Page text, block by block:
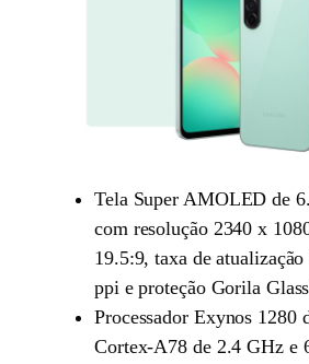
Tela Super AMOLED de
com resolução 2340 x
19.5:9, taxa de
ppi e proteção Gorila
Processador Exynos 1280
Cortex-A78 de 2.4 GHz e